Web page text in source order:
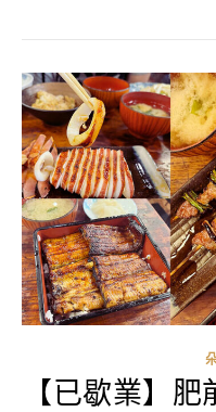
【已歇業】